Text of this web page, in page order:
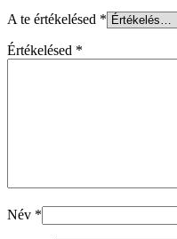
A te értékelésed *
Értékelésed *
Név *